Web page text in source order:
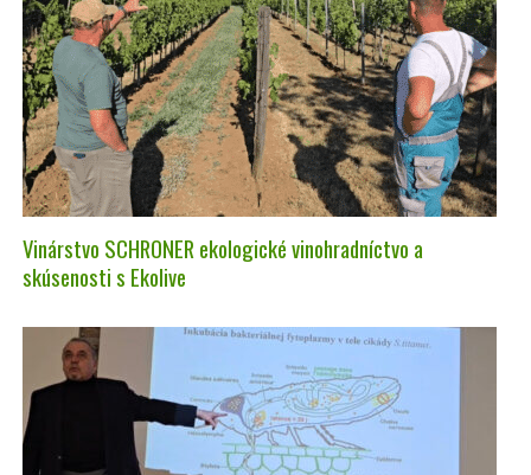
Vinárstvo SCHRONER ekologické vinohradníctvo a
skúsenosti s Ekolive